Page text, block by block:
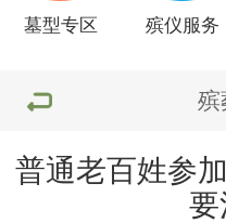
墓型专区 殡仪服务
殡
普通老百姓参
要